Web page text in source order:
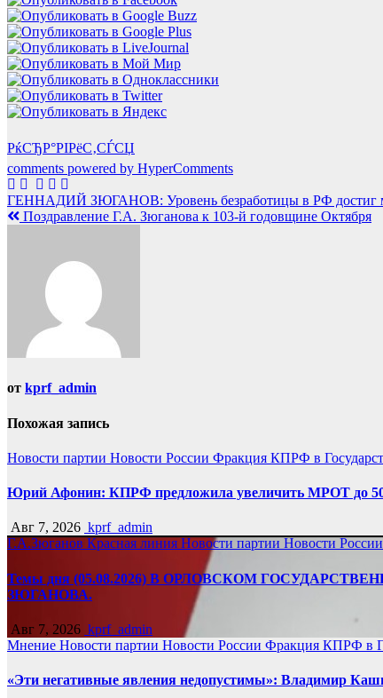
РќСЂР°РІРёС‚СЃСЏ
comments powered by HyperComments
Навигация
по
ГЕННАДИЙ ЗЮГАНОВ: Уровень безработицы в РФ достиг
Поздравление Г.А. Зюганова к 103-й годовщине Октября
от kprf_admin
Похожая запись
Новости партии Новости России Фракция КПРФ в
Юрий Афонин: КПРФ предложила увеличить МРОТ до
Авг 7, 2026 kprf_admin
Г.А.ЗюгановКрасная линияНовости партии Новости России
Темы дня (05.08.2026) В ОРЛОВСКОМ
ЗЮГАНОВА.
Авг 7, 2026 kprf_admin
Мнение Новости партии Новости России Фракция КПРФ в
«Эти негативные явления недопустимы»: Владимир